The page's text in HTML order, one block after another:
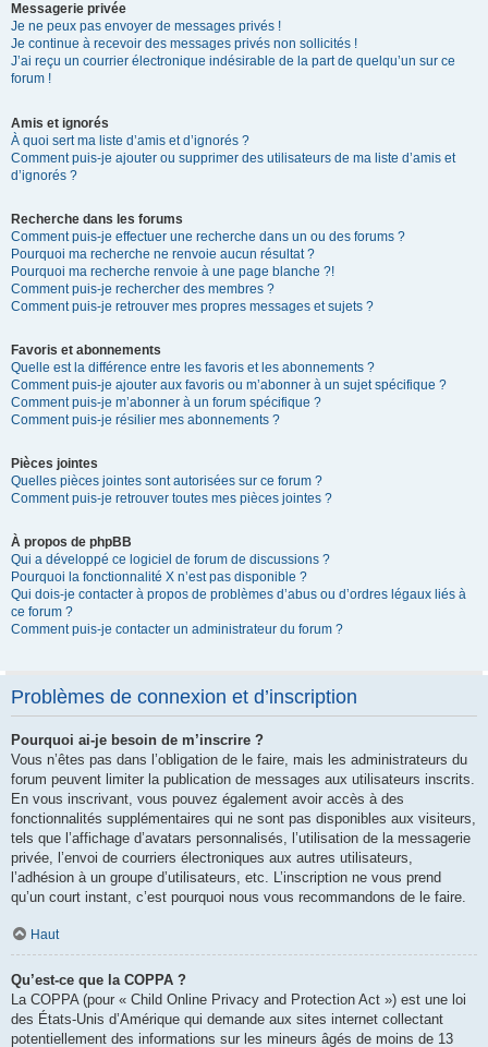
Messagerie privée
Je ne peux pas envoyer de messages privés !
Je continue à recevoir des messages privés non sollicités !
J’ai reçu un courrier électronique indésirable de la part de quelqu’un sur ce
forum !
Amis et ignorés
À quoi sert ma liste d’amis et d’ignorés ?
Comment puis-je ajouter ou supprimer des utilisateurs de ma liste d’amis et
d’ignorés ?
Recherche dans les forums
Comment puis-je effectuer une recherche dans un ou des forums ?
Pourquoi ma recherche ne renvoie aucun résultat ?
Pourquoi ma recherche renvoie à une page blanche ?!
Comment puis-je rechercher des membres ?
Comment puis-je retrouver mes propres messages et sujets ?
Favoris et abonnements
Quelle est la différence entre les favoris et les abonnements ?
Comment puis-je ajouter aux favoris ou m’abonner à un sujet spécifique ?
Comment puis-je m’abonner à un forum spécifique ?
Comment puis-je résilier mes abonnements ?
Pièces jointes
Quelles pièces jointes sont autorisées sur ce forum ?
Comment puis-je retrouver toutes mes pièces jointes ?
À propos de phpBB
Qui a développé ce logiciel de forum de discussions ?
Pourquoi la fonctionnalité X n’est pas disponible ?
Qui dois-je contacter à propos de problèmes d’abus ou d’ordres légaux liés à
ce forum ?
Comment puis-je contacter un administrateur du forum ?
Problèmes de connexion et d’inscription
Pourquoi ai-je besoin de m’inscrire ?
Vous n’êtes pas dans l’obligation de le faire, mais les administrateurs du
forum peuvent limiter la publication de messages aux utilisateurs inscrits.
En vous inscrivant, vous pouvez également avoir accès à des
fonctionnalités supplémentaires qui ne sont pas disponibles aux visiteurs,
tels que l’affichage d’avatars personnalisés, l’utilisation de la messagerie
privée, l’envoi de courriers électroniques aux autres utilisateurs,
l’adhésion à un groupe d’utilisateurs, etc. L’inscription ne vous prend
qu’un court instant, c’est pourquoi nous vous recommandons de le faire.
Haut
Qu’est-ce que la COPPA ?
La COPPA (pour « Child Online Privacy and Protection Act ») est une loi
des États-Unis d’Amérique qui demande aux sites internet collectant
potentiellement des informations sur les mineurs âgés de moins de 13